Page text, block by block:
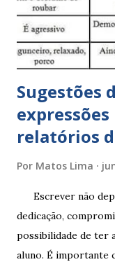
Sugestões
relatórios
Por Matos Lima
Escrever não
dedicação,
possibilidade de ter
aluno. É importante